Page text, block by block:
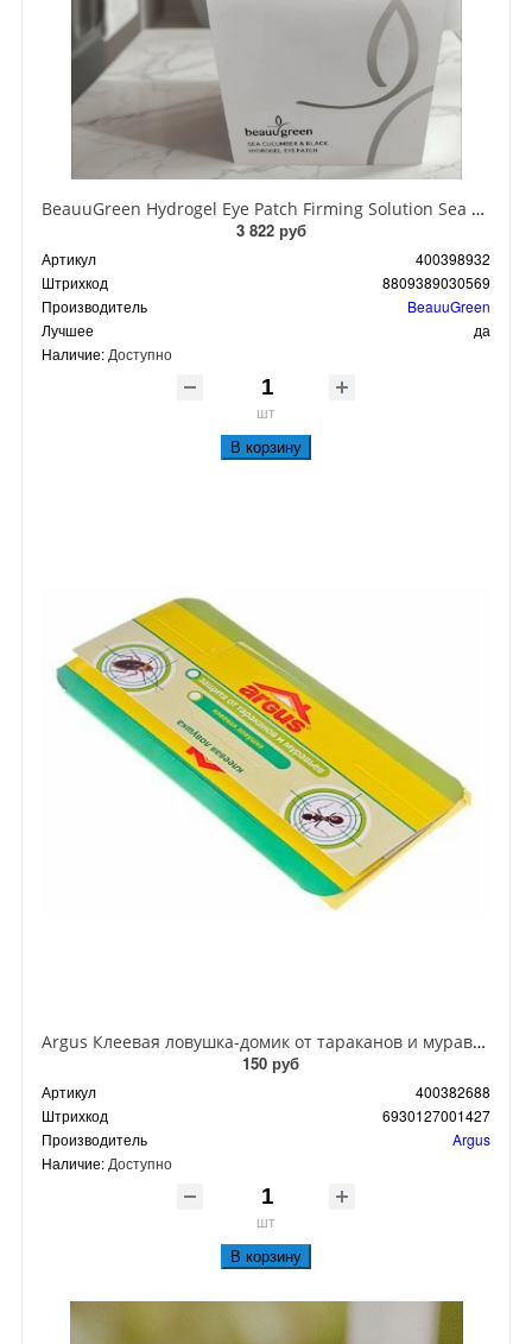
BeauuGreen Hydrogel Eye Patch Firming Solution Sea Cocumber & Black Гидрогелевые патчи для кожи вокруг глаз с экстрактом черного морского огурца 60 шт 90 гр
3 822 руб
Артикул
400398932
Штрихкод
8809389030569
Производитель
BeauuGreen
Лучшее
да
Наличие: Доступно
шт
В корзину
Argus Клеевая ловушка-домик от тараканов и муравьев
150 руб
Артикул
400382688
Штрихкод
6930127001427
Производитель
Argus
Наличие: Доступно
шт
В корзину